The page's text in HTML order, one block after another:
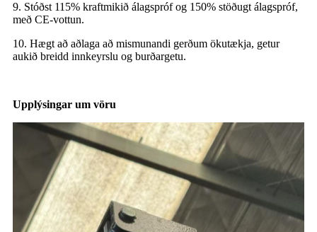
9. Stóðst 115% kraftmikið álagspróf og 150% stöðugt álagspróf,
með CE-vottun.
10. Hægt að aðlaga að mismunandi gerðum ökutækja, getur
aukið breidd innkeyrslu og burðargetu.
Upplýsingar um vöru